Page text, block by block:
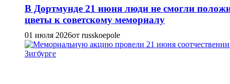
В Дортмунде 21 июня люди не смогли
цветы к советскому мемориалу
01 июля 2026от russkoepole